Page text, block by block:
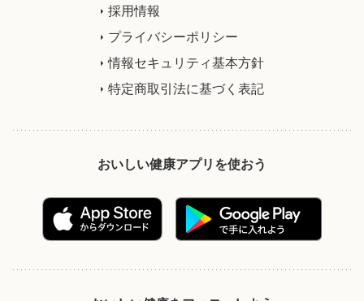
採用情報
プライバシーポリシー
情報セキュリティ基本方針
特定商取引法に基づく表記
おいしい健康アプリを使おう